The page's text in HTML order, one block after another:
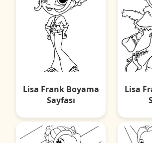
Lisa Frank Boyama
Sayfası
Lisa